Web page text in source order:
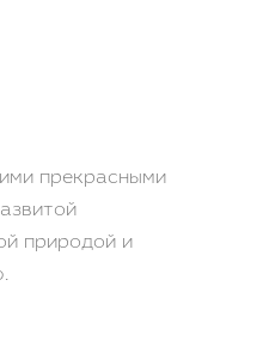
прекрасными
природой и